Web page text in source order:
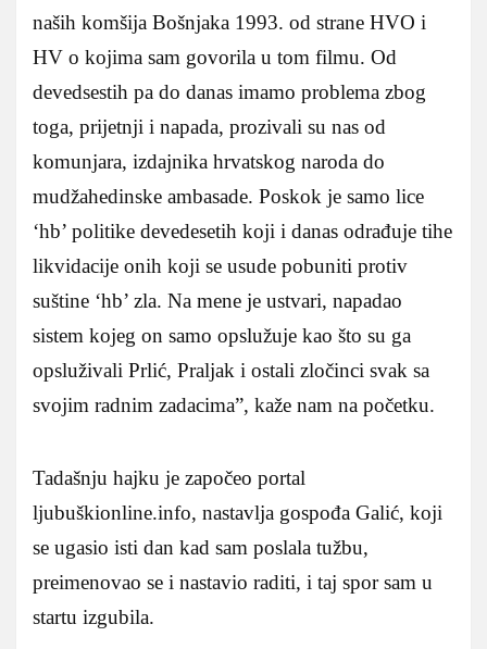
naših komšija Bošnjaka 1993. od strane HVO i
HV o kojima sam govorila u tom filmu. Od
devedsestih pa do danas imamo problema zbog
toga, prijetnji i napada, prozivali su nas od
komunjara, izdajnika hrvatskog naroda do
mudžahedinske ambasade. Poskok je samo lice
‘hb’ politike devedesetih koji i danas odrađuje tihe
likvidacije onih koji se usude pobuniti protiv
suštine ‘hb’ zla. Na mene je ustvari, napadao
sistem kojeg on samo opslužuje kao što su ga
opsluživali Prlić, Praljak i ostali zločinci svak sa
svojim radnim zadacima”, kaže nam na početku.
Tadašnju hajku je započeo portal
ljubuškionline.info, nastavlja gospođa Galić, koji
se ugasio isti dan kad sam poslala tužbu,
preimenovao se i nastavio raditi, i taj spor sam u
startu izgubila.